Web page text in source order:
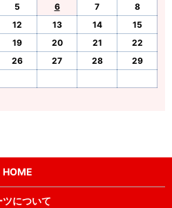
5 6 7
8
12 13 14
15
19 20 21
22
26 27 28
29
HOME
ツについて